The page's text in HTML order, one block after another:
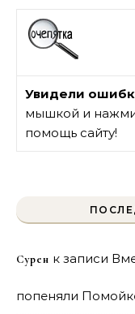
Увидели
мышкой и
помощь сайту!
Сурен к записи
попеняли